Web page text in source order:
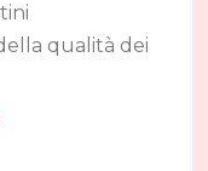
qualità dei